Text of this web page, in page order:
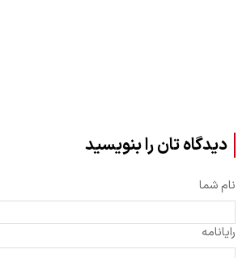
دیدگاه تان را بنویسید
نام شما
رایانامه